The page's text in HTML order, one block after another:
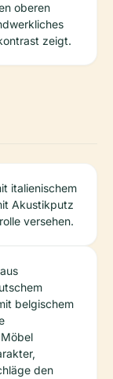
oberen
zeigt.
italienischem
Akustikputz
versehen.
belgischem
den